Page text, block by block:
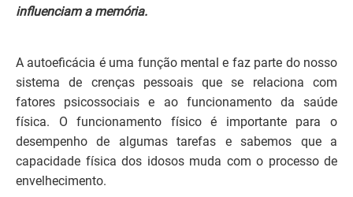
influenciam a memória.
A autoeficácia é uma função mental e faz parte do nosso
sistema de crenças pessoais que se relaciona com
fatores psicossociais e ao funcionamento da saúde
física. O funcionamento físico é importante para o
desempenho de algumas tarefas e sabemos que a
capacidade física dos idosos muda com o processo de
envelhecimento.